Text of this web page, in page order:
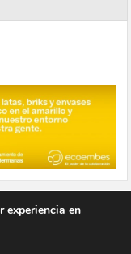
experiencia en